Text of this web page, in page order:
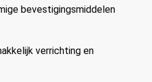
bevestigingsmiddelen
verrichting en